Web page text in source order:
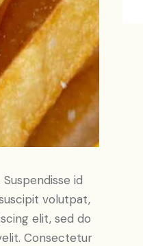
id
volutpat,
elit, sed do
Consectetur